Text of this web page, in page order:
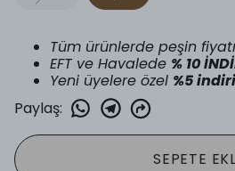
Tüm ürünlerde peşin
EFT ve Havalede % 10
Yeni üyelere özel %5
Paylaş:
SEPETE